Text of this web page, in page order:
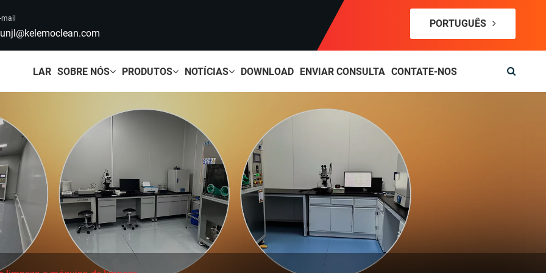
mail PORTUGUÊS
LAR SOBRE NÓS PRODUTOS NOTÍCIAS DOWNLOAD ENVIAR CONSULTA CONTATE-NOS